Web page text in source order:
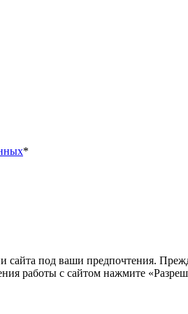
*
сайта под ваши предпочтения.
работы с сайтом нажмите